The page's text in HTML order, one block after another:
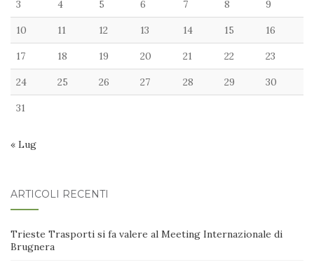
3 4 5 6 7 8 9
10 11 12 13 14 15 16
17 18 19 20 21 22 23
24 25 26 27 28 29 30
31
« Lug
ARTICOLI RECENTI
Trieste Trasporti si fa valere al Meeting Internazionale di
Brugnera